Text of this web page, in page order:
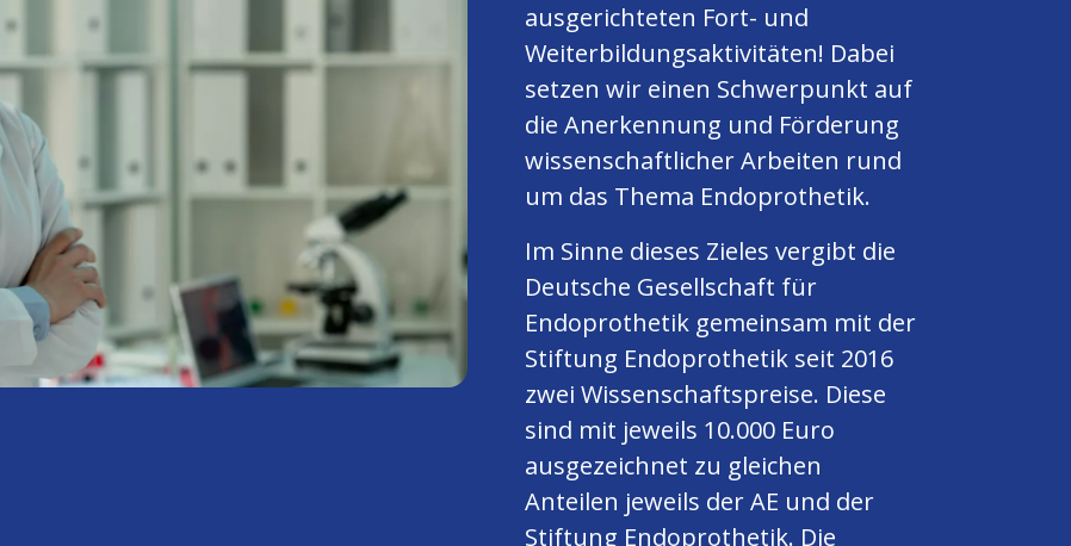
ausgerichteten Fort- und
Weiterbildungsaktivitäten! Dabei
setzen wir einen Schwerpunkt auf
die Anerkennung und Förderung
wissenschaftlicher Arbeiten rund
um das Thema Endoprothetik.
Im Sinne dieses Zieles vergibt die
Deutsche Gesellschaft für
Endoprothetik gemeinsam mit der
Stiftung Endoprothetik seit 2016
zwei Wissenschaftspreise. Diese
sind mit jeweils 10.000 Euro
ausgezeichnet zu gleichen
Anteilen jeweils der AE und der
Stiftung Endoprothetik. Die